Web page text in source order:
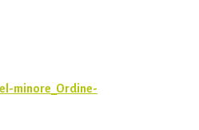
minore_Ordine-